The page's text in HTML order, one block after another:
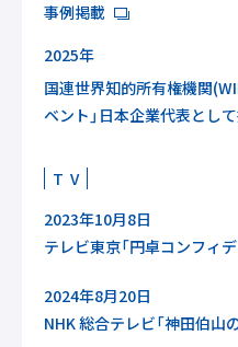
事例掲載
2025年
国連世界知的所有権機関
ベント」日本企業代表とし
T V
2023年10月8日
テレビ東京「円卓コンフィ
2024年8月20日
NHK 総合テレビ「神田伯山